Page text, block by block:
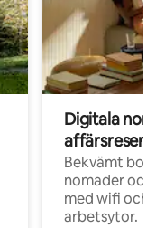
Digitala
Bekvämt
nomader och
med wifi och
arbetsytor.